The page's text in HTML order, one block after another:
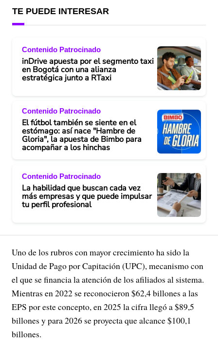
TE PUEDE INTERESAR
Contenido Patrocinado
inDrive apuesta por el segmento taxi
en Bogotá con una alianza
estratégica junto a RTaxi
Contenido Patrocinado
El fútbol también se siente en el
estómago: así nace "Hambre de
Gloria", la apuesta de Bimbo para
acompañar a los hinchas
Contenido Patrocinado
La habilidad que buscan cada vez
más empresas y que puede impulsar
tu perfil profesional
Uno de los rubros con mayor crecimiento ha sido la
Unidad de Pago por Capitación (UPC), mecanismo con
el que se financia la atención de los afiliados al sistema.
Mientras en 2022 se reconocieron $62,4 billones a las
EPS por este concepto, en 2025 la cifra llegó a $89,5
billones y para 2026 se proyecta que alcance $100,1
billones.